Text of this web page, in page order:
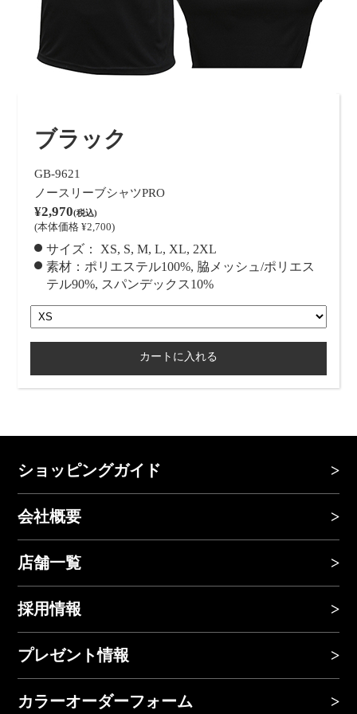
ブラック
GB-9621
ノースリーブシャツPRO
¥2,970(税込)
(本体価格 ¥2,700)
サイズ： XS S M L XL 2XL
素材：ポリエステル100%, 脇メッシュ/ポリエス
テル90%, スパンデックス10%
ショッピングガイド
会社概要
店舗一覧
採用情報
プレゼント情報
カラーオーダーフォーム